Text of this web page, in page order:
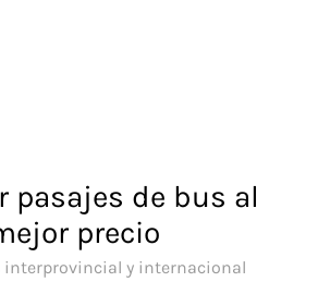
pasajes de bus al
precio
interprovincial y internacional